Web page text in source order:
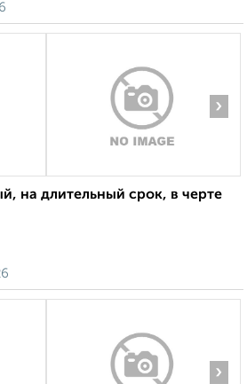
›
на длительный срок, в черте
›